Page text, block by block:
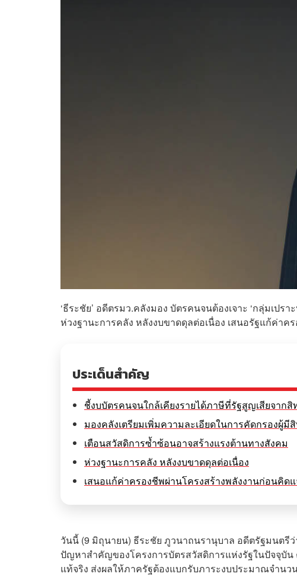
‘ธีระชัย’ อดีตรมว.คลังมอง บัตรคนจนต้องเจาะ ‘กลุ่มเปร
ห่วงฐานะการคลัง หลังงบขาดดุลต่อเนื่อง เสนอรัฐแก้ค่า
ประเด็นสำคัญ
ชี้งบบัตรคนจนใกล้เคียงรายได้ภาษีที่รัฐสูญเสียจาก
มองคลังเตรียมเพิ่มความละเอียดในการคัดกรองผู้มี
เตือนสวัสดิการซ้ำซ้อนอาจสร้างแรงต้านทางสังคม
ห่วงฐานะการคลัง หลังงบขาดดุลต่อเนื่อง
เสนอแก้ค่าครองชีพผ่านโครงสร้างพลังงานก่อนคิดแ
วันนี้ (9 มิถุนายน) ธีระชัย ภูวนาถนรานุบาล อดีตรัฐมนตรีว่
ปัญหาสำคัญของโครงการบัตรสวัสดิการแห่งรัฐในปัจจุบัน
แท้จริง ส่งผลให้ภาครัฐต้องแบกรับภาระงบประมาณจำน